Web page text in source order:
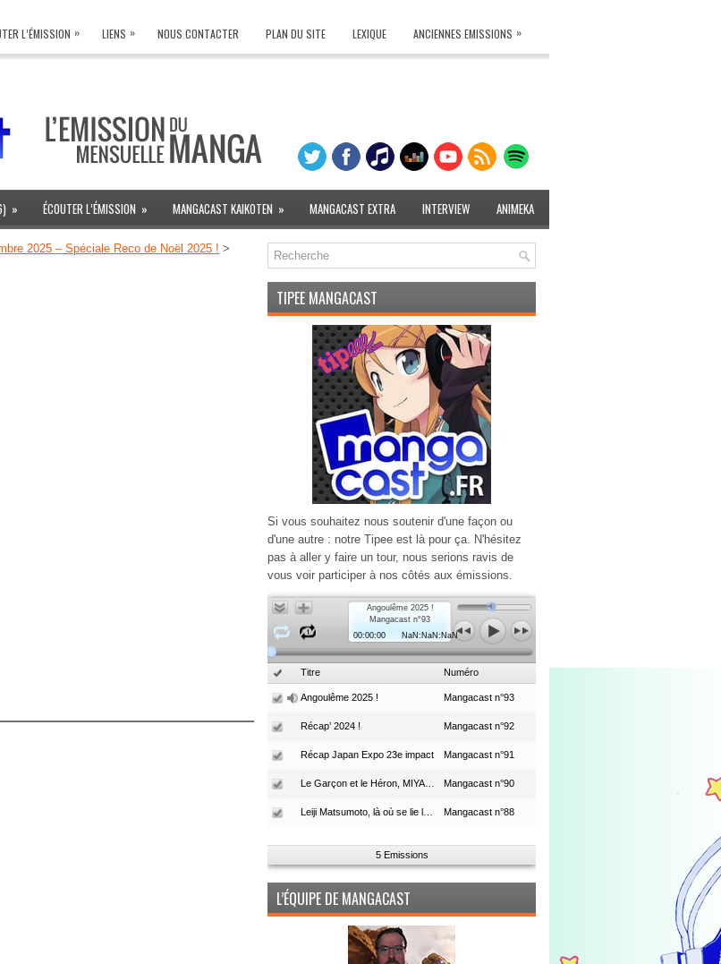
L’ÉMISSION » LIENS » NOUS CONTACTER PLAN DU SITE LEXIQUE ANCIENNES EMISSIONS »
» ÉCOUTER L’ÉMISSION » MANGACAST KAIKOTEN » MANGACAST EXTRA INTERVIEW ANIMEKA
2025 – Spéciale Reco de Noël 2025 ! >
TIPEE MANGACAST
Si vous souhaitez nous soutenir d'une façon ou
d'une autre : notre Tipee est là pour ça. N'hésitez
pas à aller y faire un tour, nous serions ravis de
vous voir participer à nos côtés aux émissions.
Angoulême 2025 !
Mangacast n°93
00:00:00
NaN:NaN:NaN
Titre Numéro
Angoulême 2025 ! Mangacast n°93
Récap’ 2024 ! Mangacast n°92
Récap Japan Expo 23e impact Mangacast n°91
Mangacast n°90
Mangacast n°88
5 Emissions
L’ÉQUIPE DE MANGACAST